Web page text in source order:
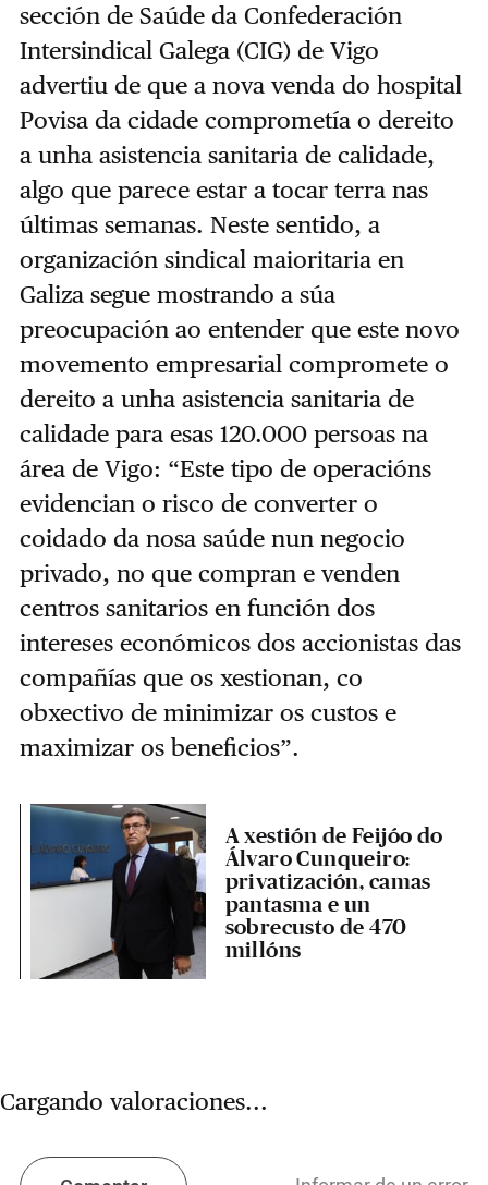
sección de Saúde da Confederación
Intersindical Galega (CIG) de Vigo
advertiu de que a nova venda do hospital
Povisa da cidade comprometía o dereito
a unha asistencia sanitaria de calidade,
algo que parece estar a tocar terra nas
últimas semanas. Neste sentido, a
organización sindical maioritaria en
Galiza segue mostrando a súa
preocupación ao entender que este novo
movemento empresarial compromete o
dereito a unha asistencia sanitaria de
calidade para esas 120.000 persoas na
área de Vigo: “Este tipo de operacións
evidencian o risco de converter o
coidado da nosa saúde nun negocio
privado, no que compran e venden
centros sanitarios en función dos
intereses económicos dos accionistas das
compañías que os xestionan, co
obxectivo de minimizar os custos e
maximizar os beneficios”.
A xestión de Feijóo do
Álvaro Cunqueiro:
privatización, camas
pantasma e un
sobrecusto de 470
millóns
Cargando valoraciones...